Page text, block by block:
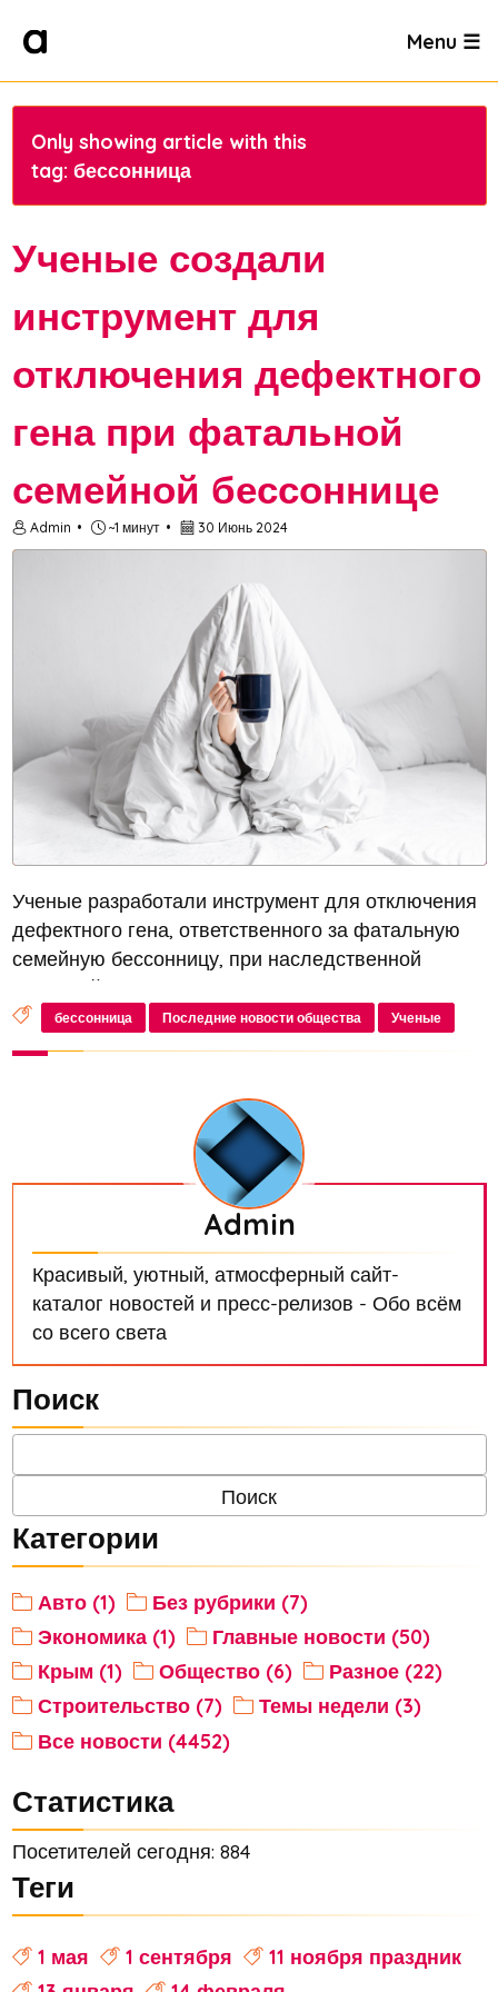
Menu ☰
Only showing article with this
tag: бессонница
Ученые создали
инструмент для
отключения дефектного
гена при фатальной
семейной бессоннице
Admin ~1 минут 30 Июнь 2024
Ученые разработали инструмент для отключения
дефектного гена, ответственного за фатальную
семейную бессонницу, при наследственной
прионной болезни. Исследование,
опубликованное на MedicalXpress, представляет
метод лечения, который позволяет устранить...
бессонница Последние новости общества Ученые
Admin
Красивый, уютный, атмосферный сайт-
каталог новостей и пресс-релизов - Обо всём
со всего света
Поиск
Категории
Авто (1)
Без рубрики (7)
Экономика (1)
Главные новости (50)
Крым (1)
Общество (6)
Разное (22)
Строительство (7)
Темы недели (3)
Все новости (4452)
Статистика
Посетителей сегодня: 884
Теги
1 мая 1 сентября
11 ноября праздник